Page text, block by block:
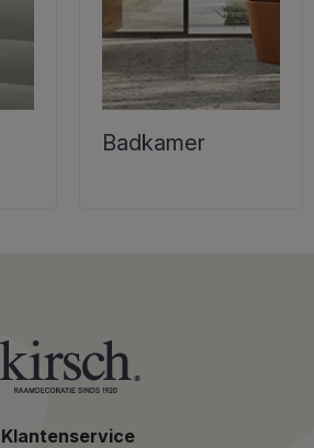
Badkamer
Klantenservice